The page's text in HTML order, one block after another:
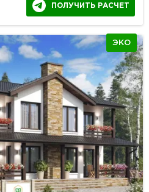
ПОЛУЧИТЬ РАСЧЕТ
ЭКО